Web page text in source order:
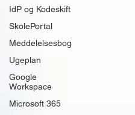
IdP og Kodeskift
SkolePortal
Meddelelsesbog
Ugeplan
Google
Workspace
Microsoft 365